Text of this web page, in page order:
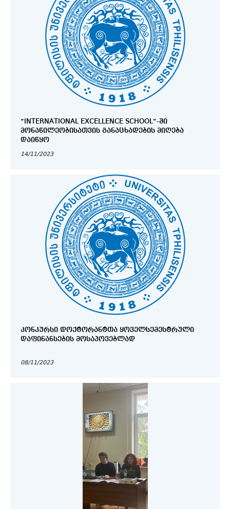
“INTERNATIONAL EXCELLENCE SCHOOL“-ᲨᲘ
ᲛᲝᲜᲐᲬᲘᲚᲔᲝᲑᲘᲡᲐᲗᲕᲘᲡ ᲒᲐᲜᲐᲪᲮᲐᲓᲔᲑᲘᲡ ᲛᲘᲦᲔᲑᲐ
ᲓᲐᲘᲬᲧᲝ
14/11/2023
ᲙᲝᲜᲙᲣᲠᲡᲘ ᲓᲝᲥᲢᲝᲠᲐᲜᲢᲗᲐ ᲧᲝᲕᲔᲚᲡᲔᲛᲔᲡᲢᲠᲣᲚᲘ
ᲓᲐᲤᲘᲜᲐᲜᲡᲔᲑᲘᲡ ᲛᲝᲡᲐᲞᲝᲕᲔᲑᲚᲐᲓ
08/11/2023